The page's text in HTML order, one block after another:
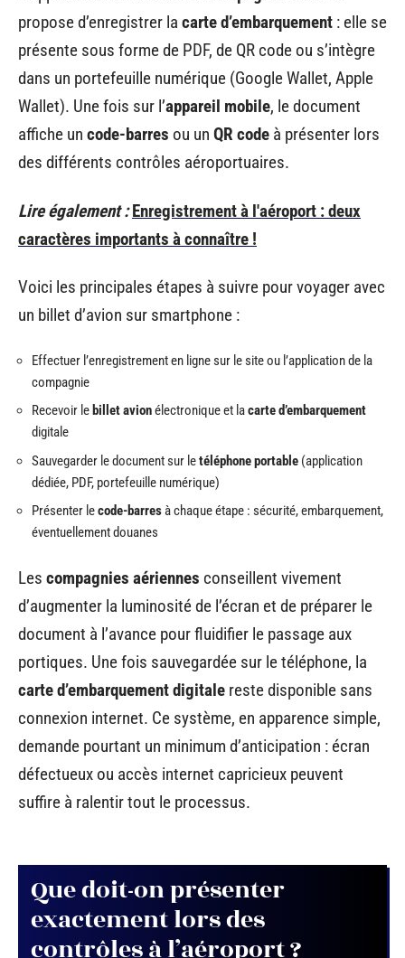
propose d’enregistrer la carte d’embarquement : elle se
présente sous forme de PDF, de QR code ou s’intègre
dans un portefeuille numérique (Google Wallet, Apple
Wallet). Une fois sur l’appareil mobile, le document
affiche un code-barres ou un QR code à présenter lors
des différents contrôles aéroportuaires.
Lire également : Enregistrement à l'aéroport : deux
caractères importants à connaître !
Voici les principales étapes à suivre pour voyager avec
un billet d’avion sur smartphone :
Effectuer l’enregistrement en ligne sur le site ou l’application de la
compagnie
Recevoir le billet avionélectronique et lacarte d’embarquement
digitale
Sauvegarder le document sur letéléphone portable (application
dédiée, PDF, portefeuille numérique)
Présenter lecode-barresà chaque étape : sécurité, embarquement,
éventuellement douanes
Les compagnies aériennes conseillent vivement
d’augmenter la luminosité de l’écran et de préparer le
document à l’avance pour fluidifier le passage aux
portiques. Une fois sauvegardée sur le téléphone, la
carte d’embarquement digitale reste disponible sans
connexion internet. Ce système, en apparence simple,
demande pourtant un minimum d’anticipation : écran
défectueux ou accès internet capricieux peuvent
suffire à ralentir tout le processus.
Que doit-on présenter
exactement lors des
contrôles à l’aéroport ?